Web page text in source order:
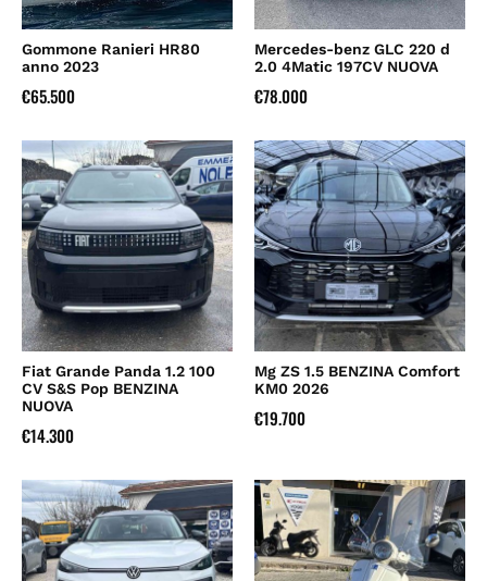
Gommone Ranieri HR80
anno 2023
€65.500
Mercedes-benz GLC 220 d
2.0 4Matic 197CV NUOVA
€78.000
Fiat Grande Panda 1.2 100
CV S&S Pop BENZINA
NUOVA
€14.300
Mg ZS 1.5 BENZINA Comfort
KM0 2026
€19.700